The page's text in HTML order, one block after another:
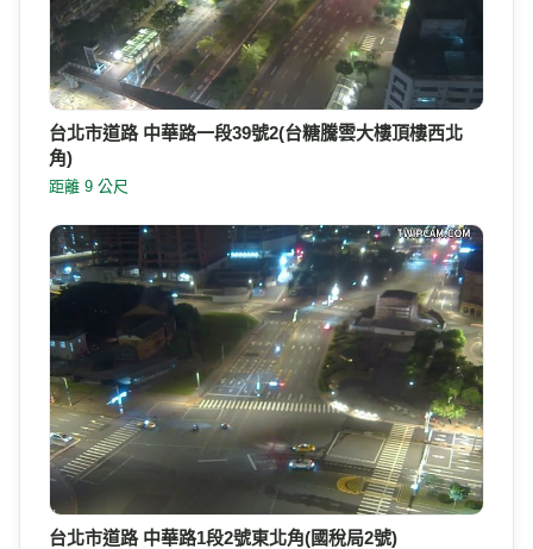
台北市道路 中華路一段39號2(台糖騰雲大樓頂樓西北
角)
距離 9 公尺
台北市道路 中華路1段2號東北角(國稅局2號)